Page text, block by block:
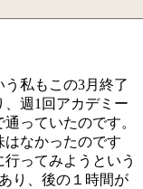
私もこの3月終了
、週1回アカデミー
っていたのです。
なかったのです
ってみようという
り、後の１時間が